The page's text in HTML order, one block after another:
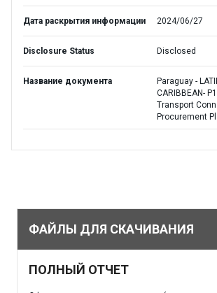
Дата раскрытия информации 2024/06/27
Disclosure Status Disclosed
Название документа
Paraguay -
CARIBBEAN-
Transport
Procurement
ФАЙЛЫ ДЛЯ СКАЧИВАНИЯ
ПОЛНЫЙ ОТЧЕТ